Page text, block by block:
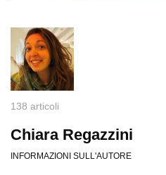
138 articoli
Chiara Regazzini
INFORMAZIONI SULL'AUTORE